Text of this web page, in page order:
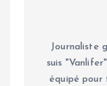
Journaliste
suis
équipé pour